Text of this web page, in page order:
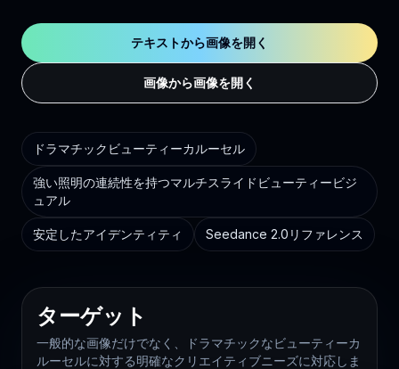
テキストから画像を開く
画像から画像を開く
ドラマチックビューティーカルーセル
強い照明の連続性を持つマルチスライドビューティービジ
ュアル
安定したアイデンティティ Seedance 2.0リファレンス
ターゲット
一般的な画像だけでなく、ドラマチックなビューティーカ
ルーセルに対する明確なクリエイティブニーズに対応しま